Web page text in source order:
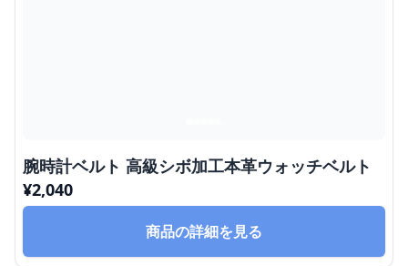
腕時計ベルト 高級シボ加工本革ウォッチベルト
¥2,040
商品の詳細を見る